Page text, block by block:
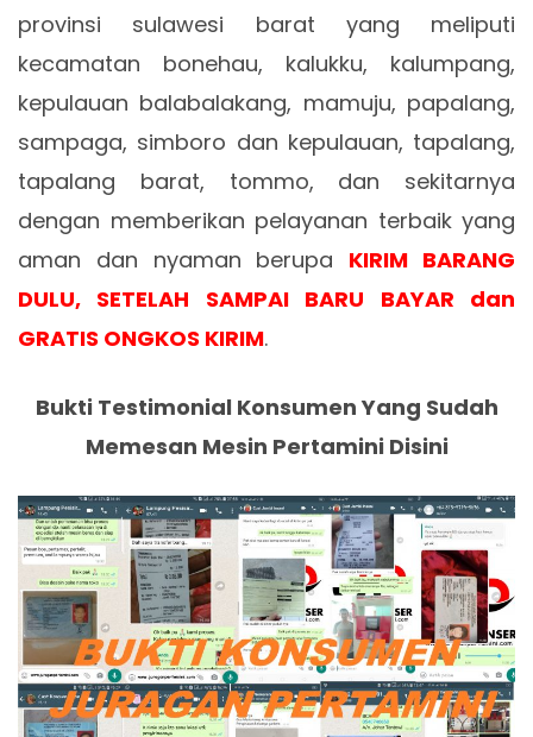
provinsi sulawesi barat yang meliputi
kecamatan bonehau, kalukku, kalumpang,
kepulauan balabalakang, mamuju, papalang,
sampaga, simboro dan kepulauan, tapalang,
tapalang barat, tommo, dan sekitarnya
dengan memberikan pelayanan terbaik yang
aman dan nyaman berupa KIRIM BARANG
DULU, SETELAH SAMPAI BARU BAYAR dan
GRATIS ONGKOS KIRIM.
Bukti Testimonial Konsumen Yang Sudah
Memesan Mesin Pertamini Disini